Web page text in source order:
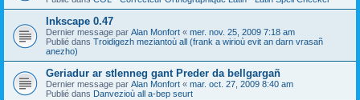
Inkscape 0.47
Dernier message par Alan Monfort « mer. nov. 25, 2009 7:18 am
Publié dans Troidigezh meziantoù all (frank a wirioù evit an darn vrasañ
anezho)
Geriadur ar stlenneg gant Preder da bellgargañ
Dernier message par Alan Monfort « mar. oct. 27, 2009 8:40 am
Publié dans Danvezioù all a-bep seurt